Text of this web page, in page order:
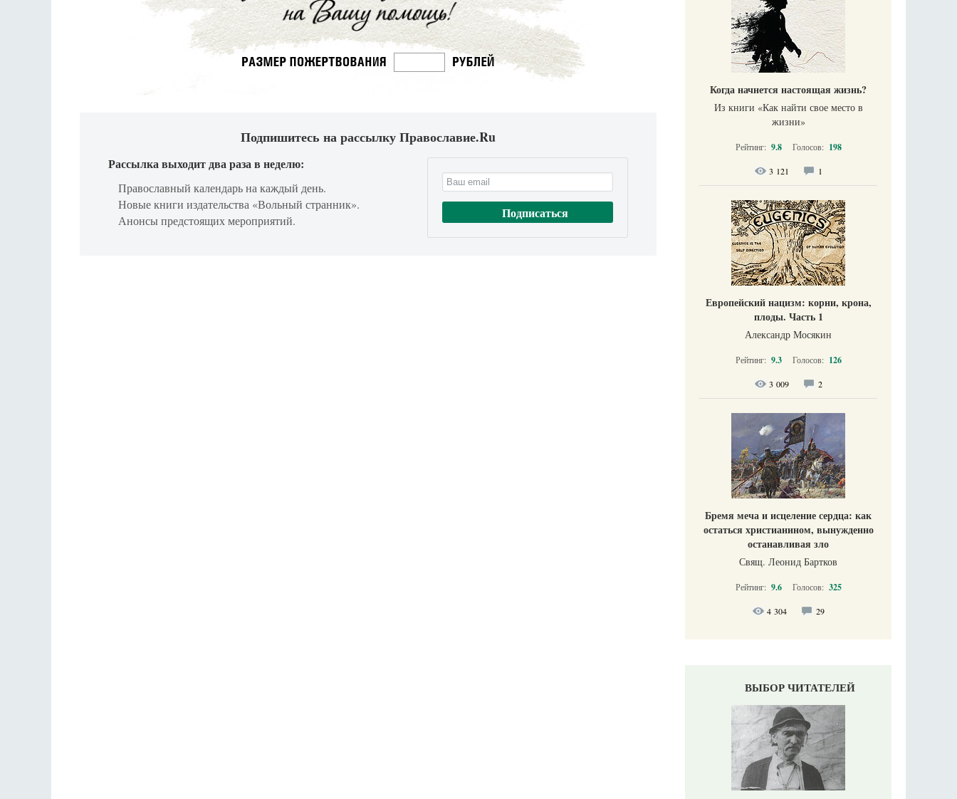
Подпишитесь на рассылку Православие.Ru
Рассылка выходит два раза в неделю:
Православный календарь на каждый день.
Новые книги издательства «Вольный странник».
Анонсы предстоящих мероприятий.
Когда начнется настоящая жизнь?
Из книги «Как найти свое место в
жизни​»
Рейтинг: 9.8 Голосов: 198
3 121 1
Европейский нацизм: корни, крона,
плоды. Часть 1
Александр Мосякин
Рейтинг: 9.3 Голосов: 126
3 009 2
Бремя меча и исцеление сердца: как
остаться христианином, вынужденно
останавливая зло
Свящ. Леонид Бартков
Рейтинг: 9.6 Голосов: 325
4 304 29
ВЫБОР ЧИТАТЕЛЕЙ